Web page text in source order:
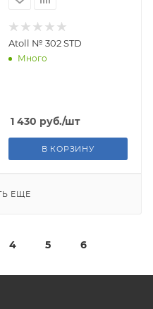
Atoll № 302 STD
Много
1 430 руб./шт
В КОРЗИНУ
ЕЩЕ
4 5 6